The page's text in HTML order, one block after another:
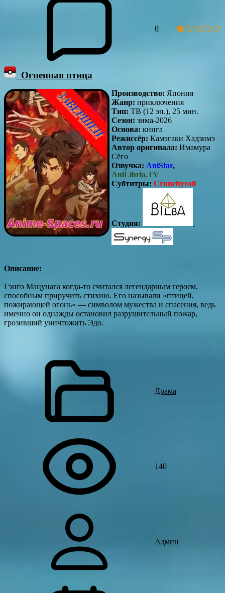
0
Огненная птица
Производство: Япония
Жанр: приключения
Тип: ТВ (12 эп.), 25 мин.
Сезон: зима-2026
Основа: книга
Режиссёр: Камэгаки Хадзимэ
Автор оригинала: Имамура
Сёго
Озвучка: AniStar,
AniLibria.TV
Субтитры: Crunchyroll
Студия:
Описание:
Гэнго Мацунага когда-то считался легендарным героем,
способным приручить стихию. Его называли «птицей,
пожирающей огонь» — символом мужества и спасения, ведь
именно он однажды остановил разрушительный пожар,
грозивший уничтожить Эдо.
Драма
140
Админ